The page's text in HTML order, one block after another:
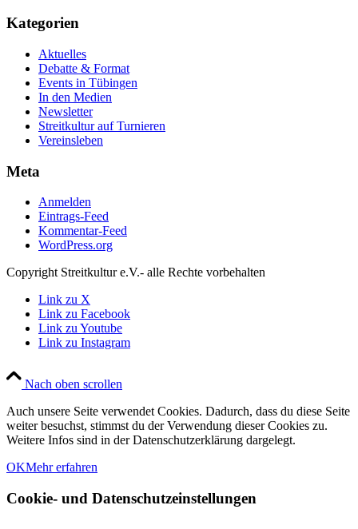
Kategorien
Aktuelles
Debatte & Format
Events in Tübingen
In den Medien
Newsletter
Streitkultur auf Turnieren
Vereinsleben
Meta
Anmelden
Eintrags-Feed
Kommentar-Feed
WordPress.org
Copyright Streitkultur e.V.- alle Rechte vorbehalten
Link zu X
Link zu Facebook
Link zu Youtube
Link zu Instagram
Nach oben scrollen
Auch unsere Seite verwendet Cookies. Dadurch, dass du diese Seite
weiter besuchst, stimmst du der Verwendung dieser Cookies zu.
Weitere Infos sind in der Datenschutzerklärung dargelegt.
OKMehr erfahren
Cookie- und Datenschutzeinstellungen